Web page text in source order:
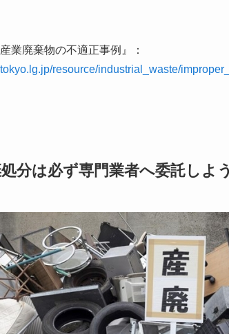
業廃棄物の不適正事例』：
resource/industrial_waste/
分は必ず専門業者へ委託しよう